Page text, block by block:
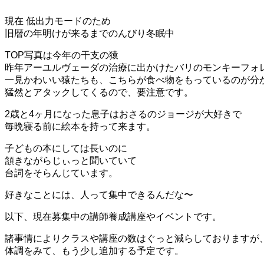
現在 低出力モードのため
旧暦の年明けが来るまでのんびり冬眠中
TOP写真は今年の干支の猿
昨年アーユルヴェーダの治療に出かけたバリのモンキーフォ
一見かわいい猿たちも、こちらが食べ物をもっているのが分
猛然とアタックしてくるので、要注意です。
2歳と4ヶ月になった息子はおさるのジョージが大好きで
毎晩寝る前に絵本を持って来ます。
子どもの本にしては長いのに
頷きながらじぃっと聞いていて
台詞をそらんじています。
好きなことには、人って集中できるんだな〜
以下、現在募集中の講師養成講座やイベントです。
諸事情によりクラスや講座の数はぐっと減らしておりますが、
体調をみて、もう少し追加する予定です。